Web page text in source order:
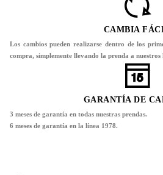
CAMBIA
Los cambios pueden realizarse dentro de los
compra, simplemente llevando la prenda a nuestros
GARANTÍA DE
3 meses de garantía en todas nuestras prendas.
6 meses de garantía en la línea 1978.